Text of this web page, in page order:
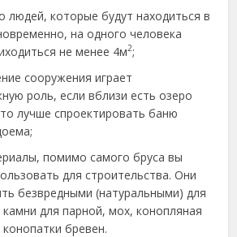
людей, которые будут находиться в
на одного человека
не менее 4м2;
сооружения играет
роль, если вблизи есть озеро
лучше спроектировать баню
помимо самого бруса вы
для строительства. Они
безвредными (натуральными) для
камни для парной, мох, конопляная
бревен.